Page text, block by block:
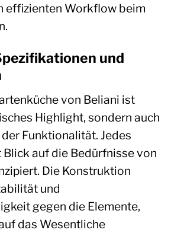
effizienten Workflow beim
und
von Beliani ist
Highlight, sondern auch
Funktionalität. Jedes
auf die Bedürfnisse von
Die Konstruktion
und
gegen die Elemente,
das Wesentliche